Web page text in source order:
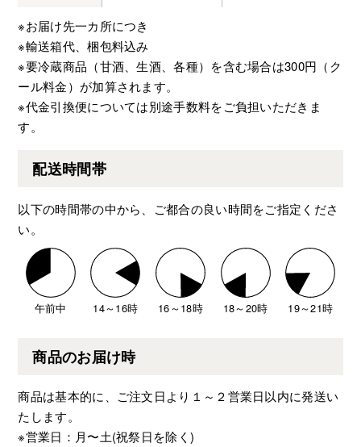
※お届け先一カ所につき
※輸送箱代、梱包料込み
※要冷蔵商品（甘酒、生酒、各種）を含む場合は300円（ク
ール料金）が加算されます。
※代金引換便については別途手数料をご負担いただきま
す。
配送時間帯
以下の時間帯の中から、ご都合の良い時間をご指定くださ
い。
午前中 14～16時 16～18時 18～20時 19～21時
商品のお届け時
商品は基本的に、ご注文日より１～２営業日以内に発送い
たします。
※営業日：月〜土(祝祭日を除く)